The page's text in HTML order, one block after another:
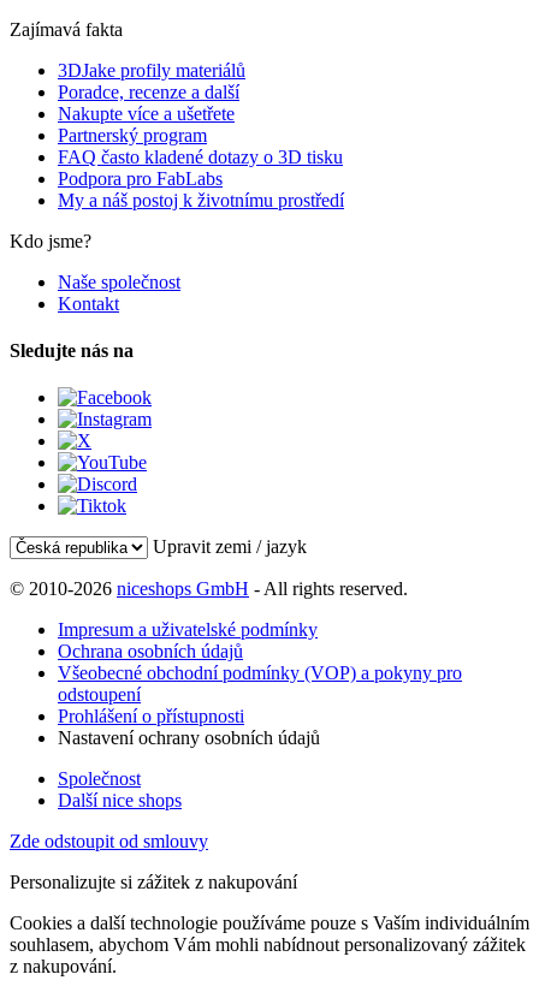
Zajímavá fakta
3DJake profily materiálů
Poradce, recenze a další
Nakupte více a ušetřete
Partnerský program
FAQ často kladené dotazy o 3D tisku
Podpora pro FabLabs
My a náš postoj k životnímu prostředí
Kdo jsme?
Naše společnost
Kontakt
Sledujte nás na
Upravit zemi / jazyk
© 2010-2026 niceshops GmbH - All rights reserved.
Impresum a uživatelské podmínky
Ochrana osobních údajů
Všeobecné obchodní podmínky (VOP) a pokyny pro
odstoupení
Prohlášení o přístupnosti
Nastavení ochrany osobních údajů
Společnost
Další nice shops
Zde odstoupit od smlouvy
Personalizujte si zážitek z nakupování
Cookies a další technologie používáme pouze s Vaším individuálním
souhlasem, abychom Vám mohli nabídnout personalizovaný zážitek
z nakupování.